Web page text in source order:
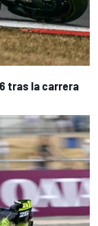
tras la carrera